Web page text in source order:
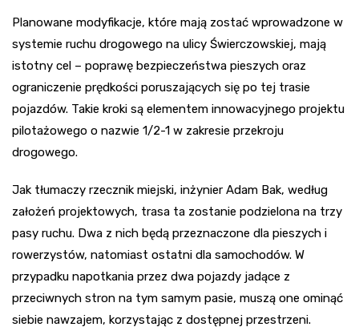
Planowane modyfikacje, które mają zostać wprowadzone w
systemie ruchu drogowego na ulicy Świerczowskiej, mają
istotny cel – poprawę bezpieczeństwa pieszych oraz
ograniczenie prędkości poruszających się po tej trasie
pojazdów. Takie kroki są elementem innowacyjnego projektu
pilotażowego o nazwie 1/2-1 w zakresie przekroju
drogowego.
Jak tłumaczy rzecznik miejski, inżynier Adam Bak, według
założeń projektowych, trasa ta zostanie podzielona na trzy
pasy ruchu. Dwa z nich będą przeznaczone dla pieszych i
rowerzystów, natomiast ostatni dla samochodów. W
przypadku napotkania przez dwa pojazdy jadące z
przeciwnych stron na tym samym pasie, muszą one ominąć
siebie nawzajem, korzystając z dostępnej przestrzeni.